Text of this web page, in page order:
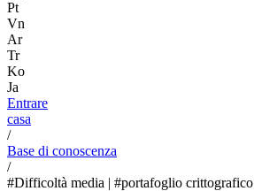
Pt
Vn
Ar
Tr
Ko
Ja
Entrare
casa
/
Base di conoscenza
/
#Difficoltà media | #portafoglio crittografico